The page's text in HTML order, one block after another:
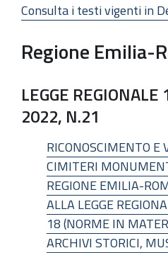
Consulta i testi vigenti in
Regione Emilia-
LEGGE
2022, N.21
RICONOSCIMENTO E
CIMITERI
REGIONE EMILIA-
ALLA LEGGE
18 (NORME IN
ARCHIVI STORICI,